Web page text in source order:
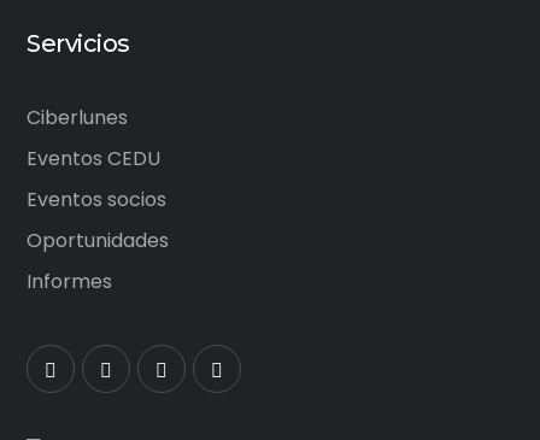
Servicios
Ciberlunes
Eventos CEDU
Eventos socios
Oportunidades
Informes